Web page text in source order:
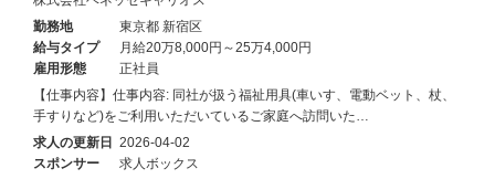
勤務地
東京都 新宿区
給与タイプ
月給20万8,000円～25万4,000円
雇用形態
正社員
【仕事内容】仕事内容: 同社が扱う福祉用具(車いす、電動ベット、杖、
手すりなど)をご利用いただいているご家庭へ訪問いた…
求人の更新日 2026-04-02
スポンサー
求人ボックス